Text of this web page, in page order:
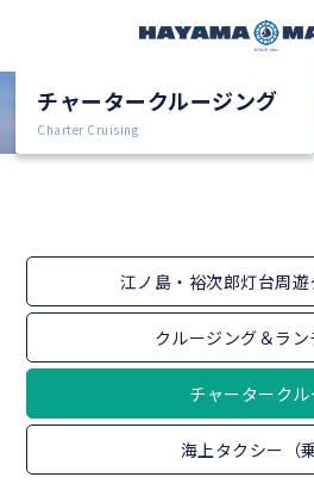
フロアガイド
クルージング
ボートライセンス
チャータークルージング
Charter Cruising
江ノ島・裕次郎灯台周
クルージング＆ラ
チャータークル
海上タクシー（乗